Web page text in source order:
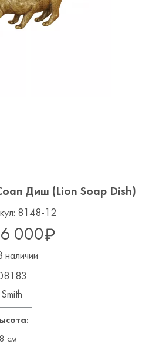
Диш (Lion Soap Dish)
8148-12
000
наличии
см